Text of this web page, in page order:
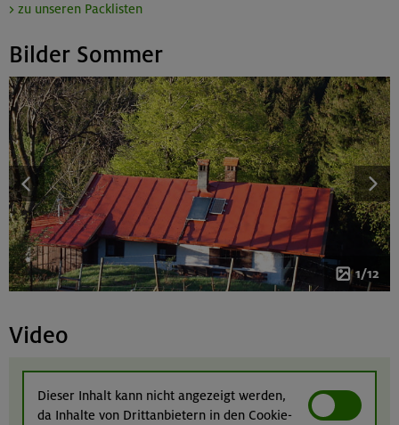
> zu unseren Packlisten
Bilder Sommer
1/12
Video
Dieser Inhalt kann nicht angezeigt werden,
da Inhalte von Drittanbietern in den Cookie-